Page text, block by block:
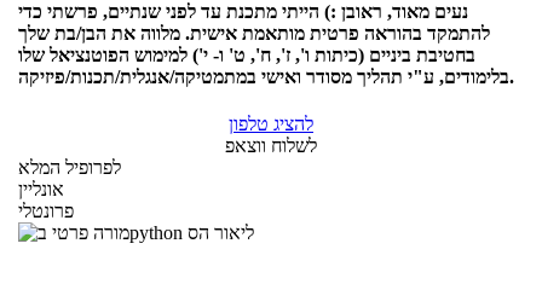
נעים מאוד, ראובן :) הייתי מתכנת עד לפני שנתיים, פרשתי כדי
להתמקד בהוראה פרטית מותאמת אישית. מלווה את הבן/בת שלך
בחטיבת ביניים (כיתות ו', ז', ח', ט' ו- י') למימוש הפוטנציאל שלו
בלימודים, ע"י תהליך מסודר ואישי במתמטיקה/אנגלית/תכנות/פיזיקה.
להציג טלפון
לשלוח ווצאפ
לפרופיל המלא
אונליין
פרונטלי